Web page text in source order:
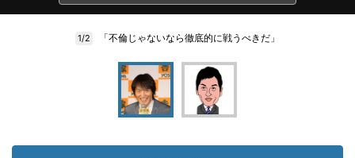
1/2 「不倫じゃないなら徹底的に戦うべきだ」